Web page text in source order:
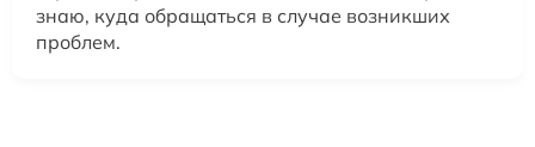
знаю, куда обращаться в случае возникших
проблем.